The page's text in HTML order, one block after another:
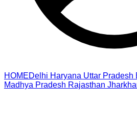
HOMEDelhi Haryana Uttar Pradesh
Madhya Pradesh Rajasthan